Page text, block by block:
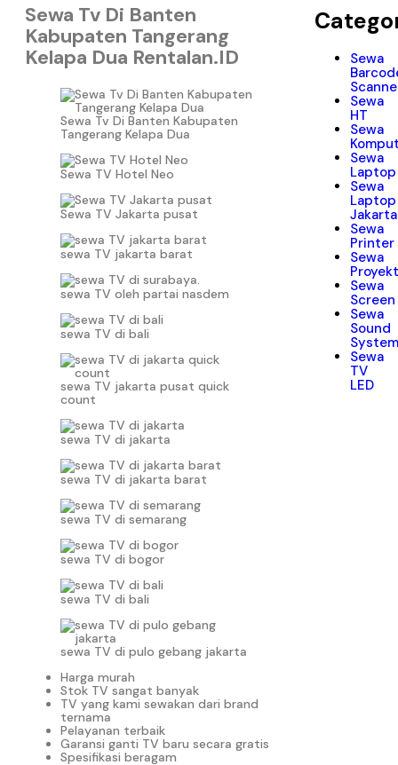
Sewa Tv Di Banten
Kabupaten Tangerang
Kelapa Dua Rentalan.ID
Sewa Tv Di Banten Kabupaten
Tangerang Kelapa Dua
Sewa TV Hotel Neo
Sewa TV Jakarta pusat
sewa TV jakarta barat
sewa TV oleh partai nasdem
sewa TV di bali
sewa TV jakarta pusat quick
count
sewa TV di jakarta
sewa TV di jakarta barat
sewa TV di semarang
sewa TV di bogor
sewa TV di bali
sewa TV di pulo gebang jakarta
Harga murah
Stok TV sangat banyak
TV yang kami sewakan dari brand
ternama
Pelayanan terbaik
Garansi ganti TV baru secara gratis
Spesifikasi beragam
Sewa
Sewa
HT
Sewa
Sewa
Laptop
Sewa
Laptop
Jakarta
Sewa
Printer
Sewa
Sewa
Screen
Sewa
Sound
System
Sewa
TV
LED